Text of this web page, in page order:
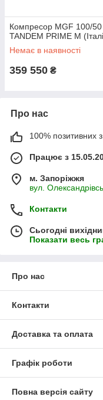
Компресор MGF 100/50
TANDEM PRIME M
Немає в наявності
359 550 ₴
Про нас
100% позитивних з
Працює з
м. Запоріжжя
вул.
Контакти
Сьогодні
Показати весь
Про нас
Контакти
Доставка та оплата
Графік роботи
Повна версія сайту